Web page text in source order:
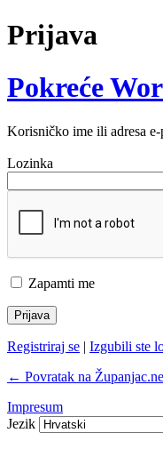
Prijava
Pokreće
Korisničko ime ili adresa e-
Lozinka
Zapamti me
Registriraj se | Izgubili ste
← Povratak na
Impresum
Jezik